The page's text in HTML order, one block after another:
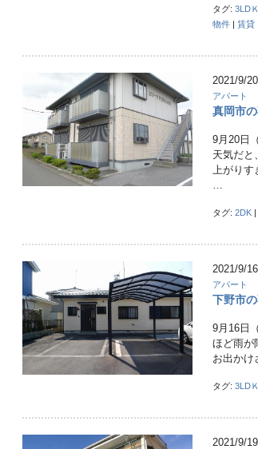
タグ:3LDＫ
物件 |賃貸
2021/9/20
アパート
真岡市
9月20日
天気だと
上がりす
…
タグ:2DK
2021/9/16
アパート
下野市
9月16日
ほど雨が
お出かけ
タグ:3LDＫ
2021/9/19